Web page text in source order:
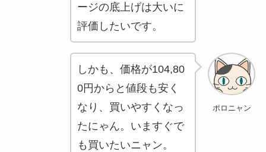
ージの底上げは大いに
評価したいです。
ポロニャン
しかも、価格が104,80
0円からと値段も安く
なり、買いやすくなっ
たにゃん。いますぐで
も買いたいニャン。